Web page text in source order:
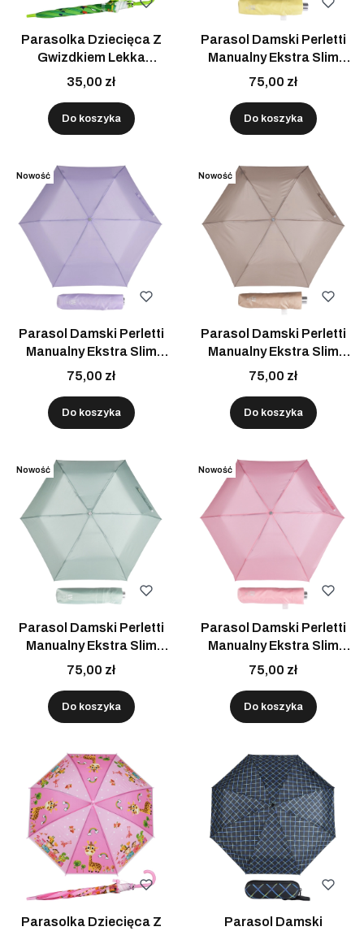
Parasolka Dziecięca Z
Gwizdkiem Lekka
Automatyczna Zielona-
Żaby
35,00 zł
Do koszyka
Parasol Damski Perletti
Manualny Ekstra Slim
UV50 Żółty Lekka Do
Torebki
75,00 zł
Do koszyka
Nowość
Parasol Damski Perletti
Manualny Ekstra Slim
UV50 Liliowy Lekki Do
Torebki
75,00 zł
Do koszyka
Nowość
Parasol Damski Perletti
Manualny Ekstra Slim
UV50 beżowy Lekki do
Torebki
75,00 zł
Do koszyka
Nowość
Parasol Damski Perletti
Manualny Ekstra Slim
UV50 Zielony Lekka Do
Torebki
75,00 zł
Do koszyka
Nowość
Parasol Damski Perletti
Manualny Ekstra Slim
UV50 Różowy Lekka Do
Torebki
75,00 zł
Do koszyka
Parasolka Dziecięca Z Parasol Damski